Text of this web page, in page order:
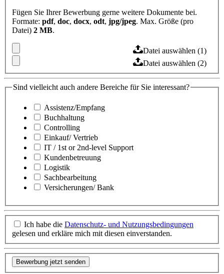
Fügen Sie Ihrer Bewerbung gerne weitere Dokumente bei.
Formate: pdf, doc, docx, odt, jpg/jpeg. Max. Größe (pro
Datei) 2 MB.
Datei auswählen (1)
Datei auswählen (2)
Sind vielleicht auch andere Bereiche für Sie interessant?
Assistenz/Empfang
Buchhaltung
Controlling
Einkauf/ Vertrieb
IT / 1st or 2nd-level Support
Kundenbetreuung
Logistik
Sachbearbeitung
Versicherungen/ Bank
Ich habe die Datenschutz- und Nutzungsbedingungen
gelesen und erkläre mich mit diesen einverstanden.
Bewerbung jetzt senden